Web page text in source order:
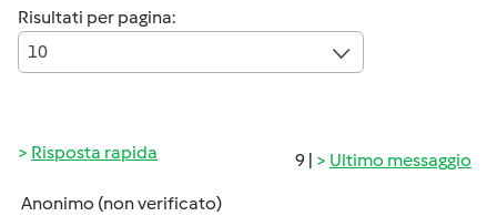
Risultati per pagina:
10
9 | Ultimo messaggio
Risposta rapida
Anonimo (non verificato)